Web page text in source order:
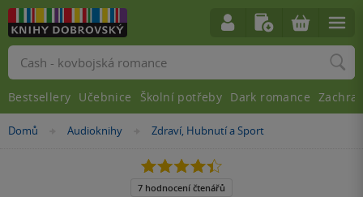
Nacházíte
Domů »Audioknihy »
Zdraví, Hubnutí a Sport
4.4
5
7 hodnocení čtenářů
Vyhledávání
Bestsellery Učebnice Školní potřeby Dark romance